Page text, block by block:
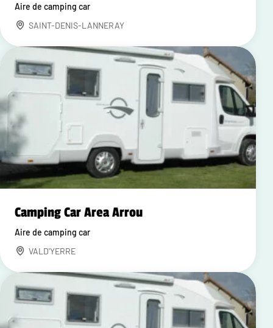
Aire de camping car
SAINT-DENIS-LANNERAY
Camping Car Area Arrou
Aire de camping car
VALD'YERRE